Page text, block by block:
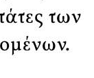
των